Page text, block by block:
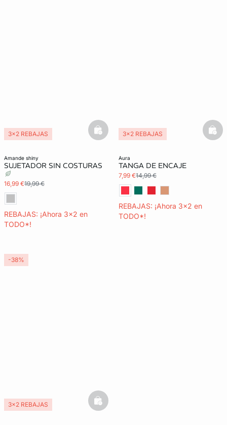
amande shiny
SUJETADOR SIN COSTURAS
16,99 €19,99 €
REBAJAS: ¡Ahora 3x2 en
TODO*!
3x2 REBAJAS
basketfull
aura
TANGA DE ENCAJE
7,99 €14,99 €
REBAJAS: ¡Ahora 3x2 en
TODO*!
3x2 REBAJAS
3x2 REBAJAS
basketfull
-38%